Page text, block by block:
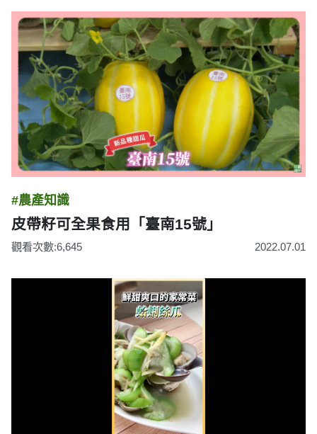
#農產知識
皮帶籽可全果食用「臺南15號」
觀看次數:6,645 2022.07.01